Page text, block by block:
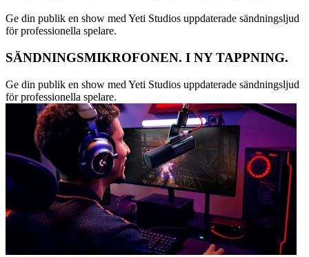
Ge din publik en show med Yeti Studios uppdaterade sändningsljud
för professionella spelare.
SÄNDNINGSMIKROFONEN. I NY TAPPNING.
Ge din publik en show med Yeti Studios uppdaterade sändningsljud
för professionella spelare.